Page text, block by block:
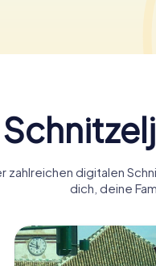
digitalen
dich, deine